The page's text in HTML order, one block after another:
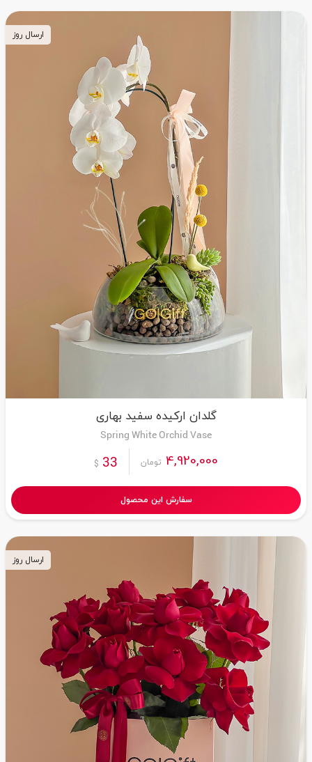
گلدان ارکیده سفید بهاری
Spring White Orchid Vase
4,920,000 تومان 33
$
سفارش این محصول
ارسال روز
ارسال روز